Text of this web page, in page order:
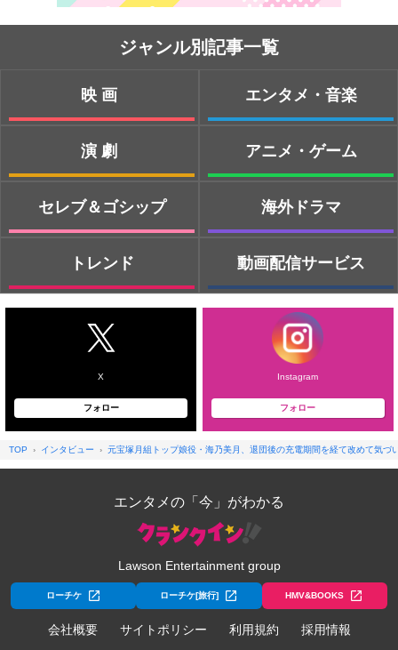
ジャンル別記事一覧
映画
演劇
セレブ＆ゴシップ
トレンド
エンタメ・音楽
アニメ・ゲーム
海外ドラマ
動画配信サービス
X
フォロー
Instagram
フォロー
TOP インタビュー 元宝塚月組トップ娘役・海乃美月、退団後の充電期間を経て改めて気づ
エンタメの「今」がわかる
Lawson Entertainment group
ローチケ ローチケ[旅行] HMV&BOOKS
会社概要 サイトポリシー 利用規約 採用情報